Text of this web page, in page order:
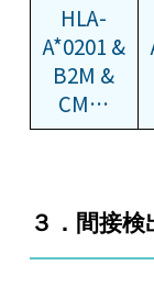
HLA-
A*0201 &
B2M &
CM…
３．間接